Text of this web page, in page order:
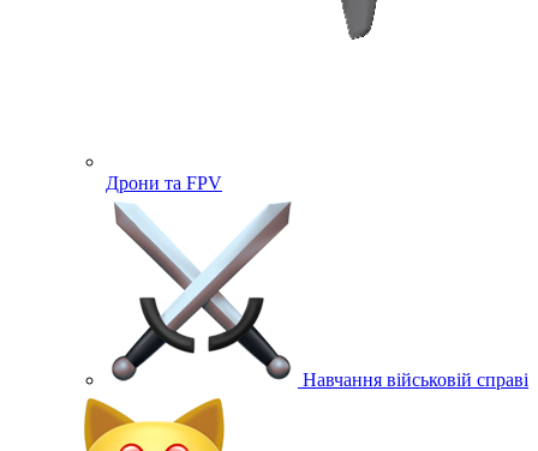
Дрони та FPV
Навчання військовій справі